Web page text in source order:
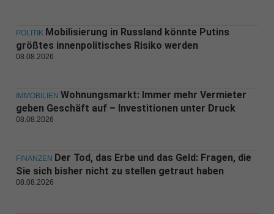
POLITIK Mobilisierung in Russland könnte Putins
größtes innenpolitisches Risiko werden
08.08.2026
IMMOBILIEN Wohnungsmarkt: Immer mehr Vermieter
geben Geschäft auf – Investitionen unter Druck
08.08.2026
FINANZEN Der Tod, das Erbe und das Geld: Fragen, die
Sie sich bisher nicht zu stellen getraut haben
08.08.2026